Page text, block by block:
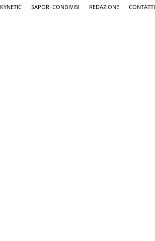
KYNETIC SAPORI CONDIVISI REDAZIONE CONTATTI